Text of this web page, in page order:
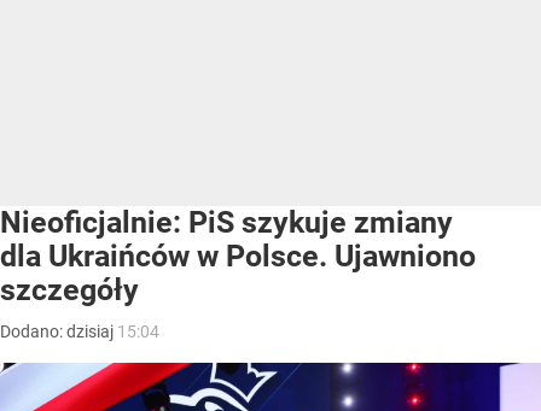
Nieoficjalnie: PiS szykuje zmiany
dla Ukraińców w Polsce. Ujawniono
szczegóły
Dodano:dzisiaj 15:04